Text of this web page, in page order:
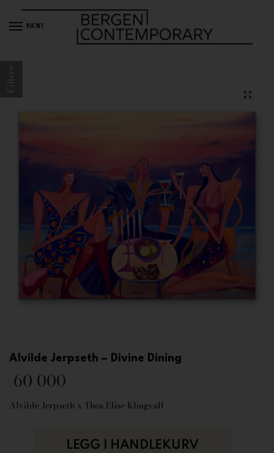
MENY
Alvilde Jerpseth – Divine Dining
60 000
Alvilde Jerpseth x Thea Elise Klingvall
LEGG I HANDLEKURV
Filtrer